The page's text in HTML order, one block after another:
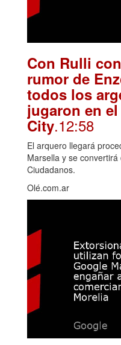
Con Rulli
rumor de
todos los
jugaron en
City.12:58
El arquero llegará
Marsella y se
Ciudadanos.
Olé.com.ar